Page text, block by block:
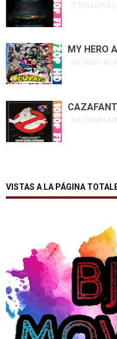
IT FOLLOWS ||
MY HERO
MY HERO
VISTAS A LA PÁGINA